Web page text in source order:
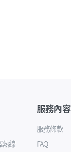
熱線
服務內容
服務條款
FAQ